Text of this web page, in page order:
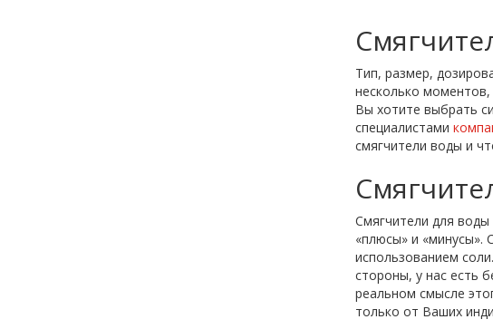
Тип, размер,
несколько
Вы хотите выбрать
специалистами
смягчители воды и
Смягчители для
«плюсы» и «минусы».
использованием
стороны, у нас есть
реальном смысле
только от Ваших